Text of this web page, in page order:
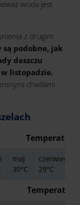
woda jest
z drugim
podobne, jak
deszczu
w listopadzie.
chwilami
maj
30°C
czerwiec
29°C